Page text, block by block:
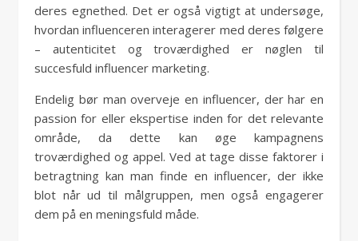
deres egnethed. Det er også vigtigt at undersøge,
hvordan influenceren interagerer med deres følgere
– autenticitet og troværdighed er nøglen til
succesfuld influencer marketing.
Endelig bør man overveje en influencer, der har en
passion for eller ekspertise inden for det relevante
område, da dette kan øge kampagnens
troværdighed og appel. Ved at tage disse faktorer i
betragtning kan man finde en influencer, der ikke
blot når ud til målgruppen, men også engagerer
dem på en meningsfuld måde.